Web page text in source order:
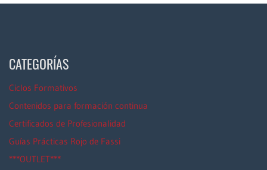
CATEGORÍAS
Ciclos Formativos
Contenidos para formación continua
Certificados de Profesionalidad
Guías Prácticas Rojo de Fassi
***OUTLET***